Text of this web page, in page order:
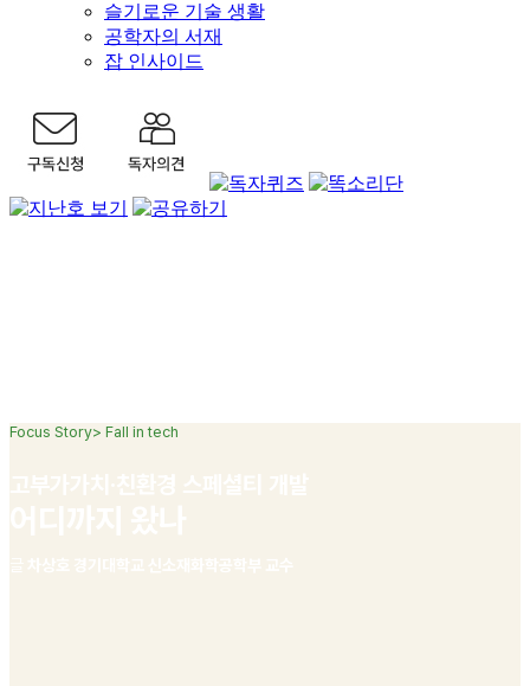
슬기로운 기술 생활
공학자의 서재
잡 인사이드
Focus Story> Fall in tech